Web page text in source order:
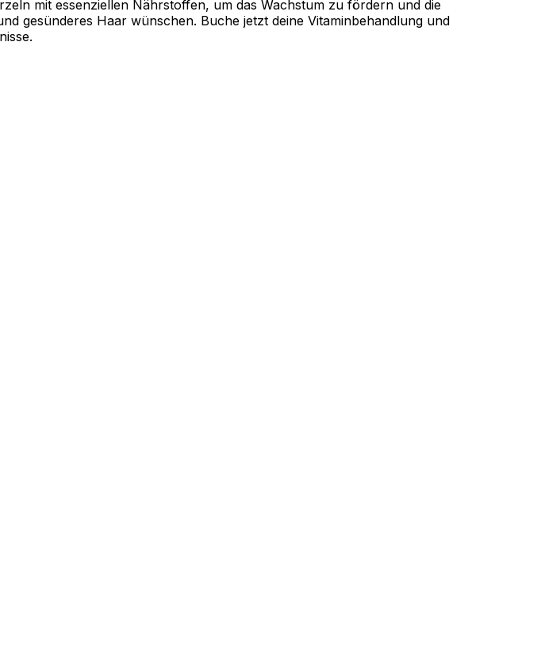
mit essenziellen Nährstoffen, um das Wachstum zu fördern und die
gesünderes Haar wünschen. Buche jetzt deine Vitaminbehandlung und